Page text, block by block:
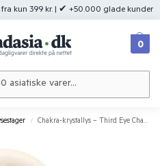
kun 399 kr. | ✔ +50.000 glade kunder
0
/ Chakra-krystallys – Third Eye Chakra | Sojavoks & krystaller